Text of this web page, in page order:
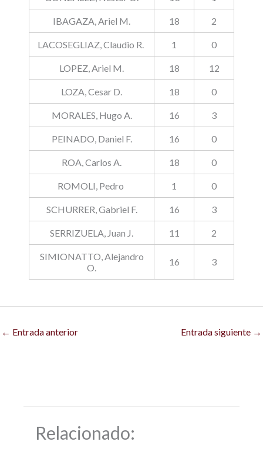
IBAGAZA, Ariel M. 18 2
LACOSEGLIAZ, Claudio R. 1 0
LOPEZ, Ariel M. 18 12
LOZA, Cesar D. 18 0
MORALES, Hugo A. 16 3
PEINADO, Daniel F. 16 0
ROA, Carlos A. 18 0
ROMOLI, Pedro 1 0
SCHURRER, Gabriel F. 16 3
SERRIZUELA, Juan J. 11 2
SIMIONATTO, Alejandro
O.
16 3
← Entrada anterior Entrada siguiente →
Relacionado: